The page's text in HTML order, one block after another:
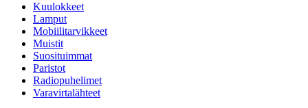
Kuulokkeet
Lamput
Mobiilitarvikkeet
Muistit
Suosituimmat
Paristot
Radiopuhelimet
Varavirtalähteet